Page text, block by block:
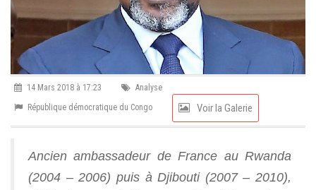
14 Mars 2018 à 17:23 Analyse
République démocratique du Congo Voir la Galerie
Ancien ambassadeur de France au Rwanda
(2004 – 2006) puis à Djibouti (2007 – 2010),